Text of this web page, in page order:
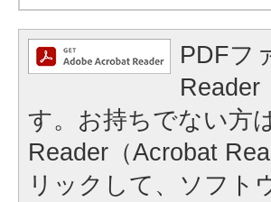
PDFフ
Reader
す。お持ちでない方
Reader（Acrobat
リックして、ソフト